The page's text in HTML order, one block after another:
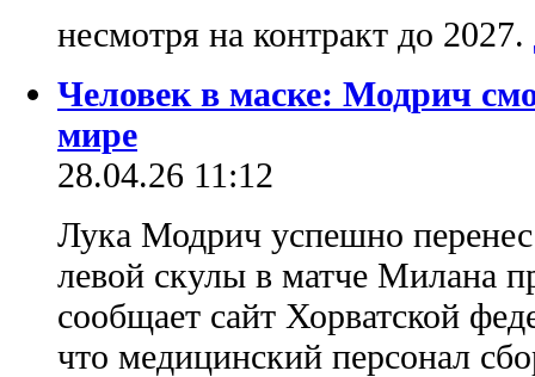
несмотря на контракт до 2027.
Человек в маске: Модрич
мире
28.04.26 11:12
Лука Модрич успешно
левой скулы в матче Милана
сообщает сайт Хорватской
что медицинский персонал